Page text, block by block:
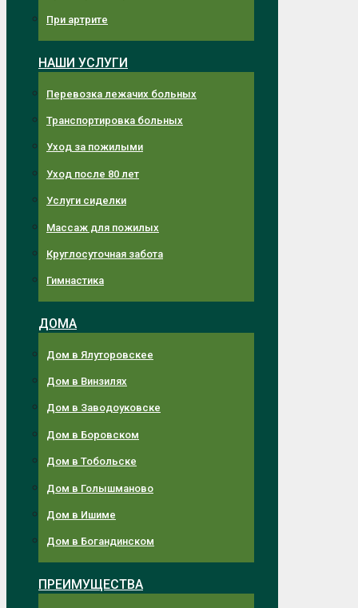
При артрите
НАШИ УСЛУГИ
Перевозка лежачих больных
Транспортировка больных
Уход за пожилыми
Уход после 80 лет
Услуги сиделки
Массаж для пожилых
Круглосуточная забота
Гимнастика
ДОМА
Дом в Ялуторовскее
Дом в Винзилях
Дом в Заводоуковске
Дом в Боровском
Дом в Тобольске
Дом в Голышманово
Дом в Ишиме
Дом в Богандинском
ПРЕИМУЩЕСТВА